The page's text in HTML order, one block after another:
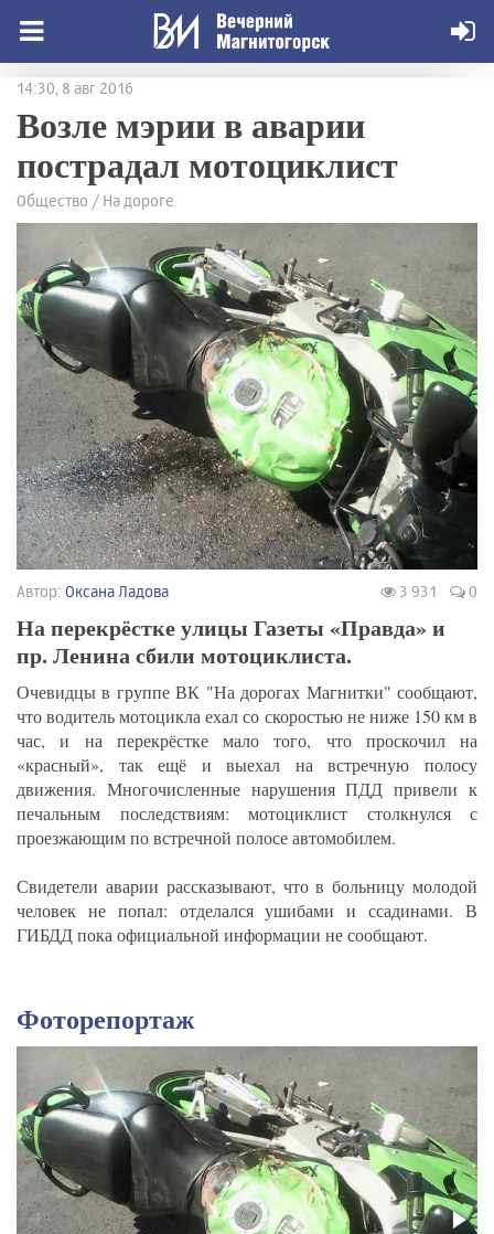
14:30, 8 авг 2016
Возле мэрии в аварии
пострадал мотоциклист
Общество / На дороге
Автор: Оксана Ладова 3 931 0
На перекрёстке улицы Газеты «Правда» и
пр. Ленина сбили мотоциклиста.
Очевидцы в группе ВК "На дорогах Магнитки" сообщают,
что водитель мотоцикла ехал со скоростью не ниже 150 км в
час, и на перекрёстке мало того, что проскочил на
«красный», так ещё и выехал на встречную полосу
движения. Многочисленные нарушения ПДД привели к
печальным последствиям: мотоциклист столкнулся с
проезжающим по встречной полосе автомобилем.
Свидетели аварии рассказывают, что в больницу молодой
человек не попал: отделался ушибами и ссадинами. В
ГИБДД пока официальной информации не сообщают.
Фоторепортаж